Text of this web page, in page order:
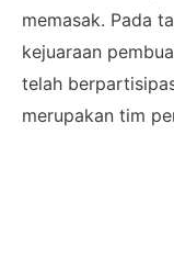
memasak. Pada
kejuaraan
telah
merupakan tim